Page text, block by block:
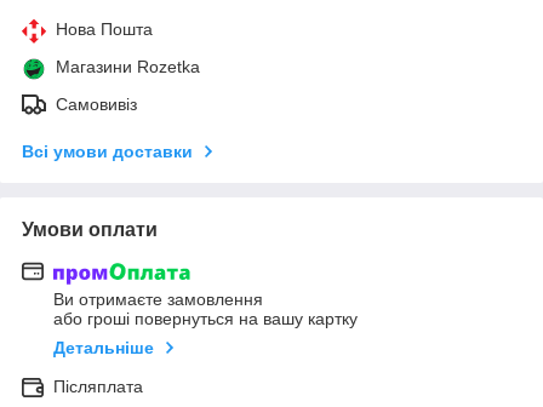
Нова Пошта
Магазини Rozetka
Самовивіз
Всі умови доставки
Умови оплати
Ви отримаєте замовлення
або гроші повернуться на вашу картку
Детальніше
Післяплата